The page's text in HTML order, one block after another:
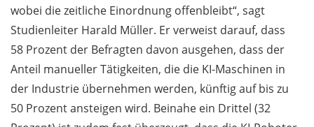
wobei die zeitliche Einordnung offenbleibt“, sagt
Studienleiter Harald Müller. Er verweist darauf, dass
58 Prozent der Befragten davon ausgehen, dass der
Anteil manueller Tätigkeiten, die die KI-Maschinen in
der Industrie übernehmen werden, künftig auf bis zu
50 Prozent ansteigen wird. Beinahe ein Drittel (32